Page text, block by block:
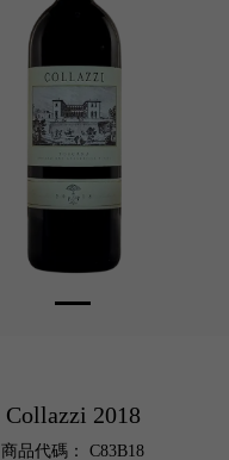
Collazzi 2018
商品代碼： C83B18